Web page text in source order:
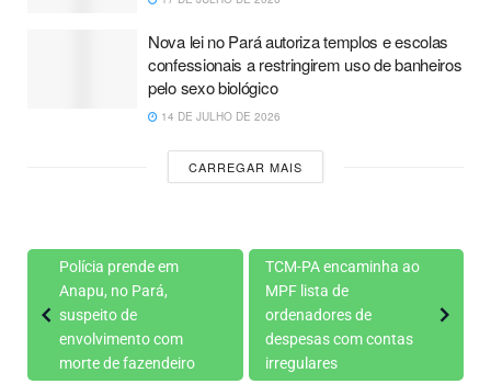
Nova lei no Pará autoriza templos e escolas
confessionais a restringirem uso de banheiros
pelo sexo biológico
14 DE JULHO DE 2026
CARREGAR MAIS
Polícia prende em
Anapu, no Pará,
suspeito de
envolvimento com
morte de fazendeiro
TCM-PA encaminha ao
MPF lista de
ordenadores de
despesas com contas
irregulares